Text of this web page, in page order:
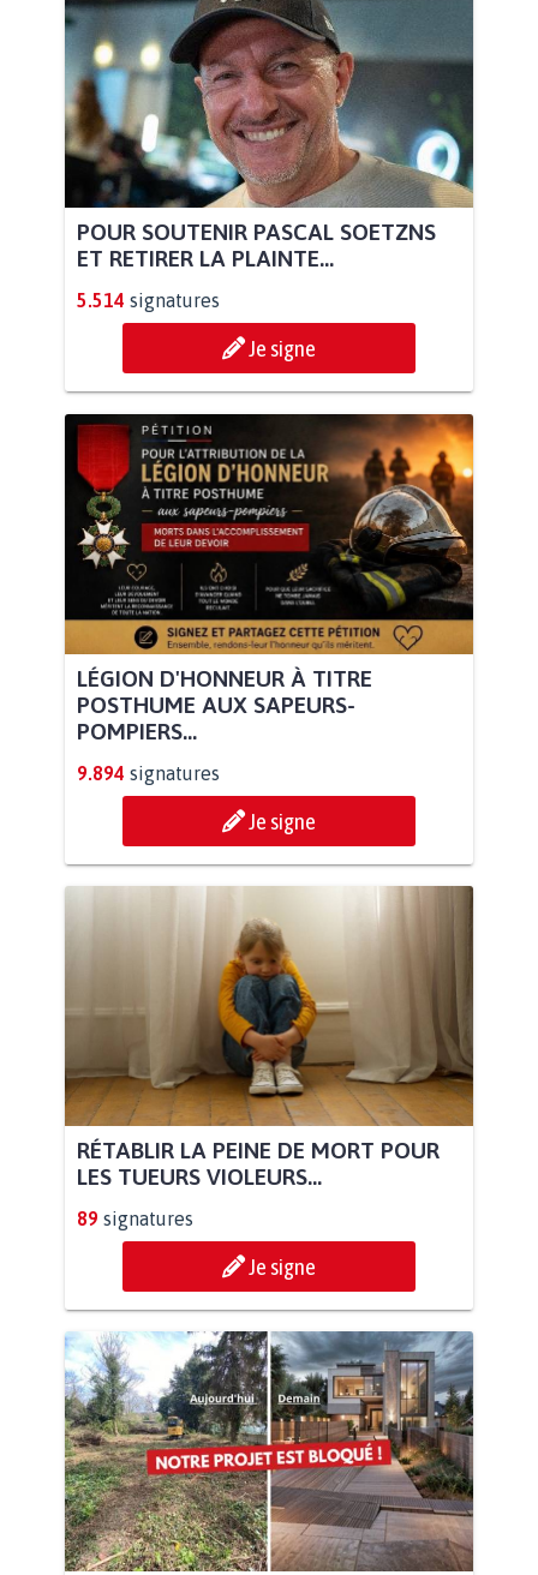
POUR SOUTENIR PASCAL SOETZNS
ET RETIRER LA PLAINTE...
5.514 signatures
Je signe
LÉGION D'HONNEUR À TITRE
POSTHUME AUX SAPEURS-
POMPIERS...
9.894 signatures
Je signe
RÉTABLIR LA PEINE DE MORT POUR
LES TUEURS VIOLEURS...
89 signatures
Je signe